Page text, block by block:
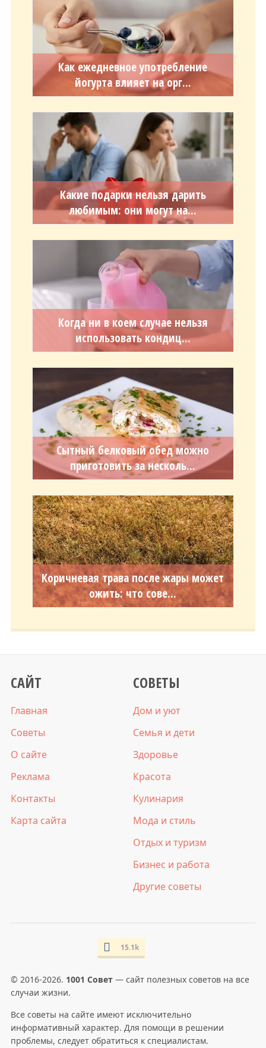
Как ежедневное употребление
йогурта влияет на орг...
Какие подарки нельзя дарить
любимым: они могут на...
Когда ни в коем случае нельзя
использовать кондиц...
Сытный белковый обед можно
приготовить за несколь...
Коричневая трава после жары может
ожить: что сове...
САЙТ
Главная
Советы
О сайте
Реклама
Контакты
Карта сайта
СОВЕТЫ
Дом и уют
Семья и дети
Здоровье
Красота
Кулинария
Мода и стиль
Отдых и туризм
Бизнес и работа
Другие советы
15.1k
© 2016-2026. 1001 Совет— сайт полезных советов на все
случаи жизни.
Все советы на сайте имеют исключительно
информативный характер. Для помощи в решении
проблемы, следует обратиться к специалистам.